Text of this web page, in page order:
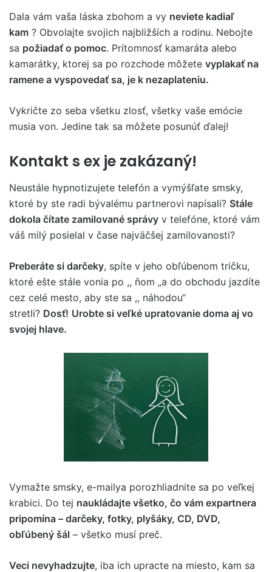
Dala vám vaša láska zbohom a vy neviete kadiaľ
kam ? Obvolajte svojich najbližších a rodinu. Nebojte
sa požiadať o pomoc. Prítomnosť kamaráta alebo
kamarátky, ktorej sa po rozchode môžete vyplakať na
ramene a vyspovedať sa, je k nezaplateniu.
Vykričte zo seba všetku zlosť, všetky vaše emócie
musia von. Jedine tak sa môžete posunúť ďalej!
Kontakt s ex je zakázaný!
Neustále hypnotizujete telefón a vymýšľate smsky,
ktoré by ste radi bývalému partnerovi napísali? Stále
dokola čítate zamilované správy v telefóne, ktoré vám
váš milý posielal v čase najväčšej zamilovanosti?
Preberáte si darčeky, spíte v jeho obľúbenom tričku,
ktoré ešte stále vonia po ,, ňom „a do obchodu jazdíte
cez celé mesto, aby ste sa ,, náhodou“
stretli? Dosť! Urobte si veľké upratovanie doma aj vo
svojej hlave.
Vymažte smsky, e-mailya porozhliadnite sa po veľkej
krabici. Do tej naukládajte všetko, čo vám expartnera
pripomína – darčeky, fotky, plyšáky, CD, DVD,
obľúbený šál – všetko musí preč.
Veci nevyhadzujte, iba ich upracte na miesto, kam sa